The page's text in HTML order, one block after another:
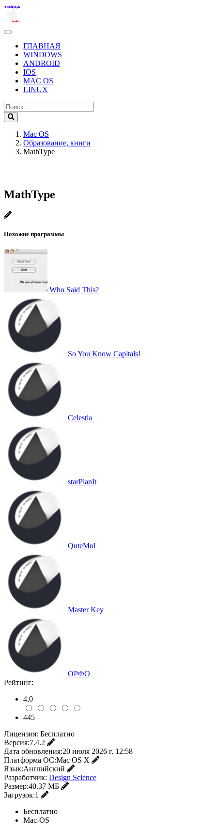
ГЛАВНАЯ
WINDOWS
ANDROID
IOS
MAC OS
LINUX
Mac OS
Образование, книги
MathType
MathType
Похожие программы
Who Said This?
So You Know Capitals!
Celestia
starPlanIt
QuteMol
Master Key
ОРФО
Рейтинг:
4,0
445
Лицензия: Бесплатно
Версия:7.4.2
Дата обновления:20 июля 2026 г. 12:58
Платформа ОС:Mac OS X
Язык:Английский
Разработчик: Design Science
Размер:40.37 МБ
Загрузок:1
Бесплатно
Mac-OS